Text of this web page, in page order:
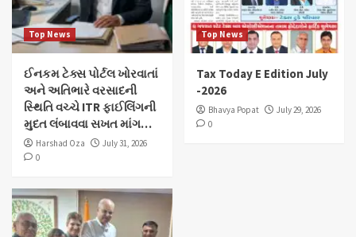
Top News
ઈનકમ ટેક્સ પોર્ટલ ખોરવાતાં
અને અતિભારે વરસાદની
સ્થિતિ વચ્ચે ITR ફાઈલિંગની
મુદત લંબાવવા સખત માંગ…
Harshad Oza
July 31, 2026
0
Top News
Tax Today E Edition July
-2026
Bhavya Popat
July 29, 2026
0